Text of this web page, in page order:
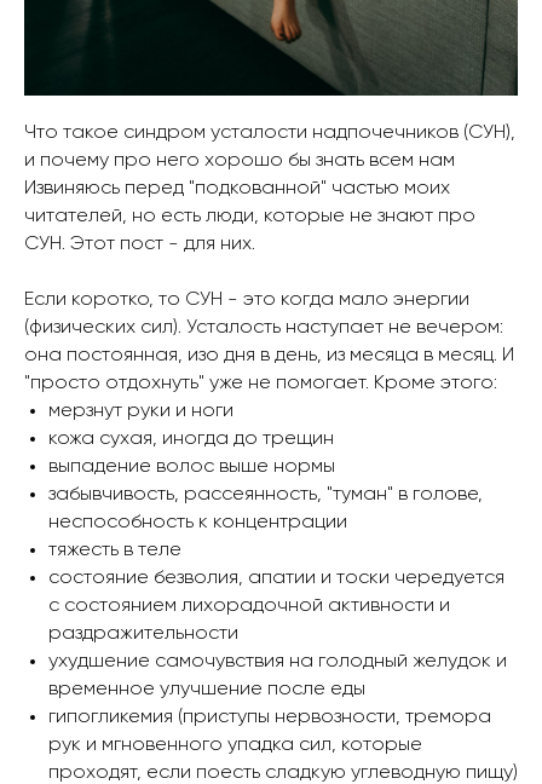
Что такое синдром усталости надпочечников (СУН),
и почему про него хорошо бы знать всем нам
Извиняюсь перед "подкованной" частью моих
читателей, но есть люди, которые не знают про
СУН. Этот пост - для них.
Если коротко, то СУН - это когда мало энергии
(физических сил). Усталость наступает не вечером:
она постоянная, изо дня в день, из месяца в месяц. И
"просто отдохнуть" уже не помогает. Кроме этого:
мерзнут руки и ноги
кожа сухая, иногда до трещин
выпадение волос выше нормы
забывчивость, рассеянность, "туман" в голове,
неспособность к концентрации
тяжесть в теле
состояние безволия, апатии и тоски чередуется
с состоянием лихорадочной активности и
раздражительности
ухудшение самочувствия на голодный желудок и
временное улучшение после еды
гипогликемия (приступы нервозности, тремора
рук и мгновенного упадка сил, которые
проходят, если поесть сладкую углеводную пищу)